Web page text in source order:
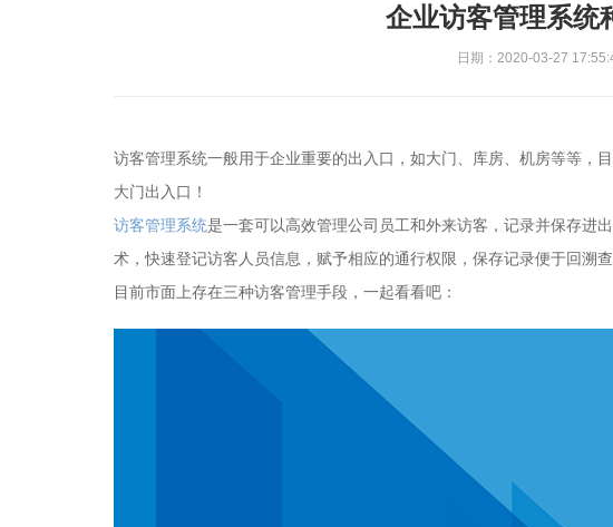
企业访客管理系统
日期：2020-03-27
访客管理系统一般用于企业重要的出入口，如大门、库房、机房等等，
大门出入口！
访客管理系统是一套可以高效管理公司员工和外来访客，记录并保存进
术，快速登记访客人员信息，赋予相应的通行权限，保存记录便于回溯
目前市面上存在三种访客管理手段，一起看看吧：